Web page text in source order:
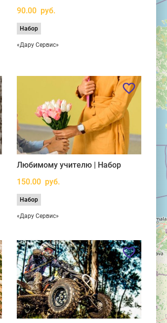
90.00 руб.
Набор
«Дару Сервис»
Любимому учителю | Набор
150.00 руб.
Набор
«Дару Сервис»